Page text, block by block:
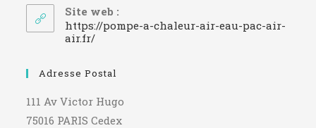
votre
application
Site web :
https://pompe-a-chaleur-air-eau-pac-air-
air.fr/
Adresse Postal
111 Av Victor Hugo
75016 PARIS Cedex